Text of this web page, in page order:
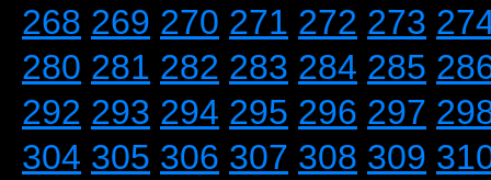
268 269 270 271 272 273
280 281 282 283 284 285
292 293 294 295 296 297
304 305 306 307 308 309